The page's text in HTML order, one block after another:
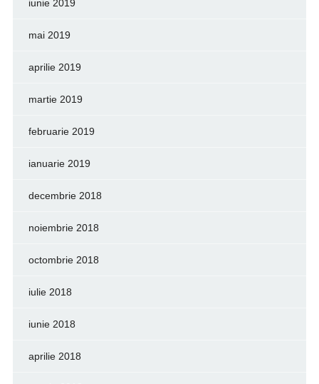
iunie 2019
mai 2019
aprilie 2019
martie 2019
februarie 2019
ianuarie 2019
decembrie 2018
noiembrie 2018
octombrie 2018
iulie 2018
iunie 2018
aprilie 2018